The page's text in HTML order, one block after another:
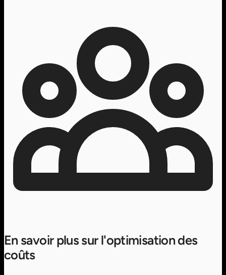
En savoir plus sur l'optimisation des
coûts